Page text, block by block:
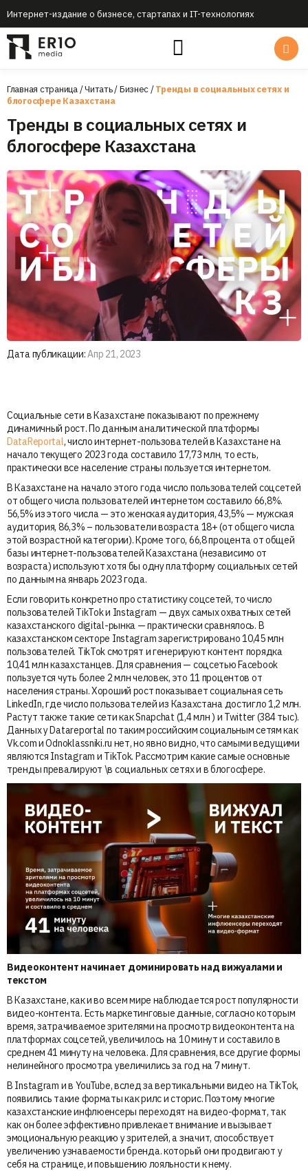
Интернет-издание о бизнесе, стартапах и IT-технологиях
Главная страница/Читать/Бизнес/Тренды в социальных сетях и
блогосфере Казахстана
Тренды в социальных сетях и
блогосфере Казахстана
Дата публикации:Апр 21, 2023
Социальные сети в Казахстане показывают по прежнему
динамичный рост. По данным аналитической платформы
DataReportal, число интернет-пользователей в Казахстане на
начало текущего 2023 года составило 17,73 млн, то есть,
практически все население страны пользуется интернетом.
В Казахстане на начало этого года число пользователей соцсетей
от общего числа пользователей интернетом составило 66,8%.
56,5% из этого числа — это женская аудитория, 43,5% — мужская
аудитория, 86,3% – пользователи возраста 18+ (от общего числа
этой возрастной категории). Кроме того, 66,8 процента от общей
базы интернет-пользователей Казахстана (независимо от
возраста) используют хотя бы одну платформу социальных сетей
по данным на январь 2023 года.
Если говорить конкретно про статистику соцсетей, то число
пользователей TikTok и Instagram — двух самых охватных сетей
казахстанского digital-рынка — практически сравнялось. В
казахстанском секторе Instagram зарегистрировано 10,45 млн
пользователей. TikTok смотрят и генерируют контент порядка
10,41 млн казахстанцев. Для сравнения — соцсетью Facebook
пользуется чуть более 2 млн человек, это 11 процентов от
населения страны. Хороший рост показывает социальная сеть
LinkedIn, где число пользователей из Казахстана достигло 1,2 млн.
Растут также такие сети как Snapchat (1,4 млн ) и Twitter (384 тыс).
Данных у Datareportal по таким российским социальным сетям как
Vk.com и Odnoklassniki.ru нет, но явно видно, что самыми ведущими
являются Instagram и TikTok. Рассмотрим какие самые основные
тренды превалируют \в социальных сетях и в блогосфере.
Видеоконтент начинает доминировать над вижуалами и
текстом
В Казахстане, как и во всем мире наблюдается рост популярности
видео-контента. Есть маркетинговые данные, согласно которым
время, затрачиваемое зрителями на просмотр видеоконтента на
платформах соцсетей, увеличилось на 10 минут и составило в
среднем 41 минуту на человека. Для сравнения, все другие формы
нелинейного просмотра увеличились за год на 7 минут.
В Instagram и в YouTube, вслед за вертикальными видео на TikTok,
появились такие форматы как рилс и сторис. Поэтому многие
казахстанские инфлюенсеры переходят на видео-формат, так
как он более эффективно привлекает внимание и вызывает
эмоциональную реакцию у зрителей, а значит, способствует
увеличению узнаваемости бренда. который они продвигают у
себя на странице, и повышению лояльности к нему.